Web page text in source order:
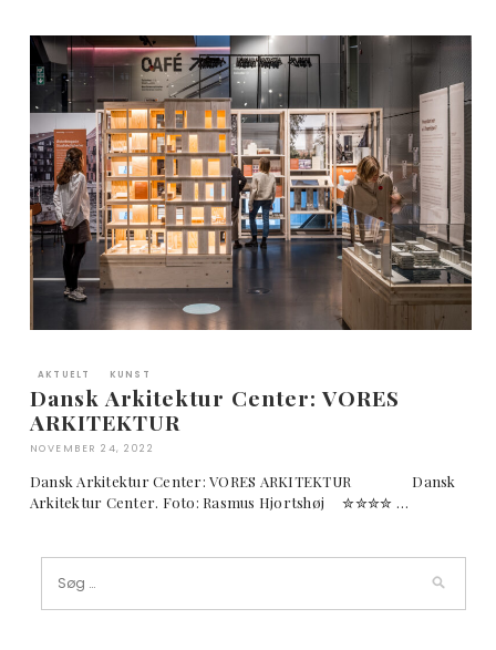
AKTUELT KUNST
Dansk Arkitektur Center: VORES
ARKITEKTUR
NOVEMBER 24, 2022
Dansk Arkitektur Center: VORES ARKITEKTUR Dansk
Arkitektur Center. Foto: Rasmus Hjortshøj ✮✮✮✮ …